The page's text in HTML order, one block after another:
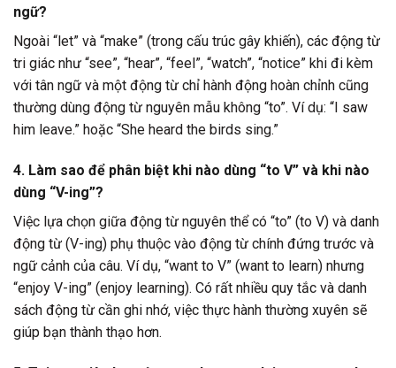
ngữ?
Ngoài “let” và “make” (trong cấu trúc gây khiến), các động từ
tri giác như “see”, “hear”, “feel”, “watch”, “notice” khi đi kèm
với tân ngữ và một động từ chỉ hành động hoàn chỉnh cũng
thường dùng động từ nguyên mẫu không “to”. Ví dụ: “I saw
him leave.” hoặc “She heard the birds sing.”
4. Làm sao để phân biệt khi nào dùng “to V” và khi nào
dùng “V-ing”?
Việc lựa chọn giữa động từ nguyên thể có “to” (to V) và danh
động từ (V-ing) phụ thuộc vào động từ chính đứng trước và
ngữ cảnh của câu. Ví dụ, “want to V” (want to learn) nhưng
“enjoy V-ing” (enjoy learning). Có rất nhiều quy tắc và danh
sách động từ cần ghi nhớ, việc thực hành thường xuyên sẽ
giúp bạn thành thạo hơn.